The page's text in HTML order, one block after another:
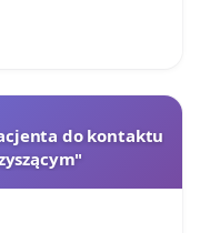
do kontaktu